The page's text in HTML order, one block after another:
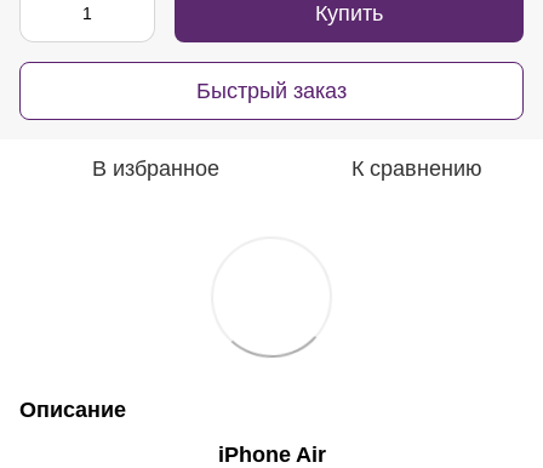
Купить
Быстрый заказ
В избранное К сравнению
Описание
iPhone Air